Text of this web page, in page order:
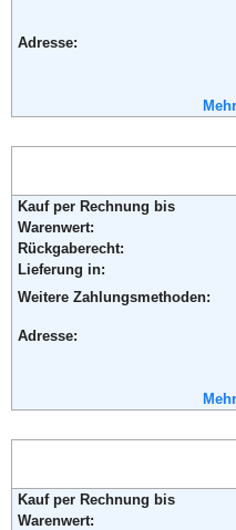
Weiterführende Informationen:
Adresse:
Soziale Kanäle:
Kauf per Rechnung bis
Warenwert:
Rückgaberecht:
Lieferung in:
Weitere Zahlungsmethoden:
Adresse:
Soziale Kanäle:
Kauf per Rechnung bis
Warenwert: